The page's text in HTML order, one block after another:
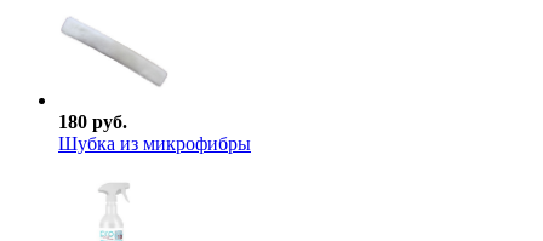
180 руб.
Шубка из микрофибры